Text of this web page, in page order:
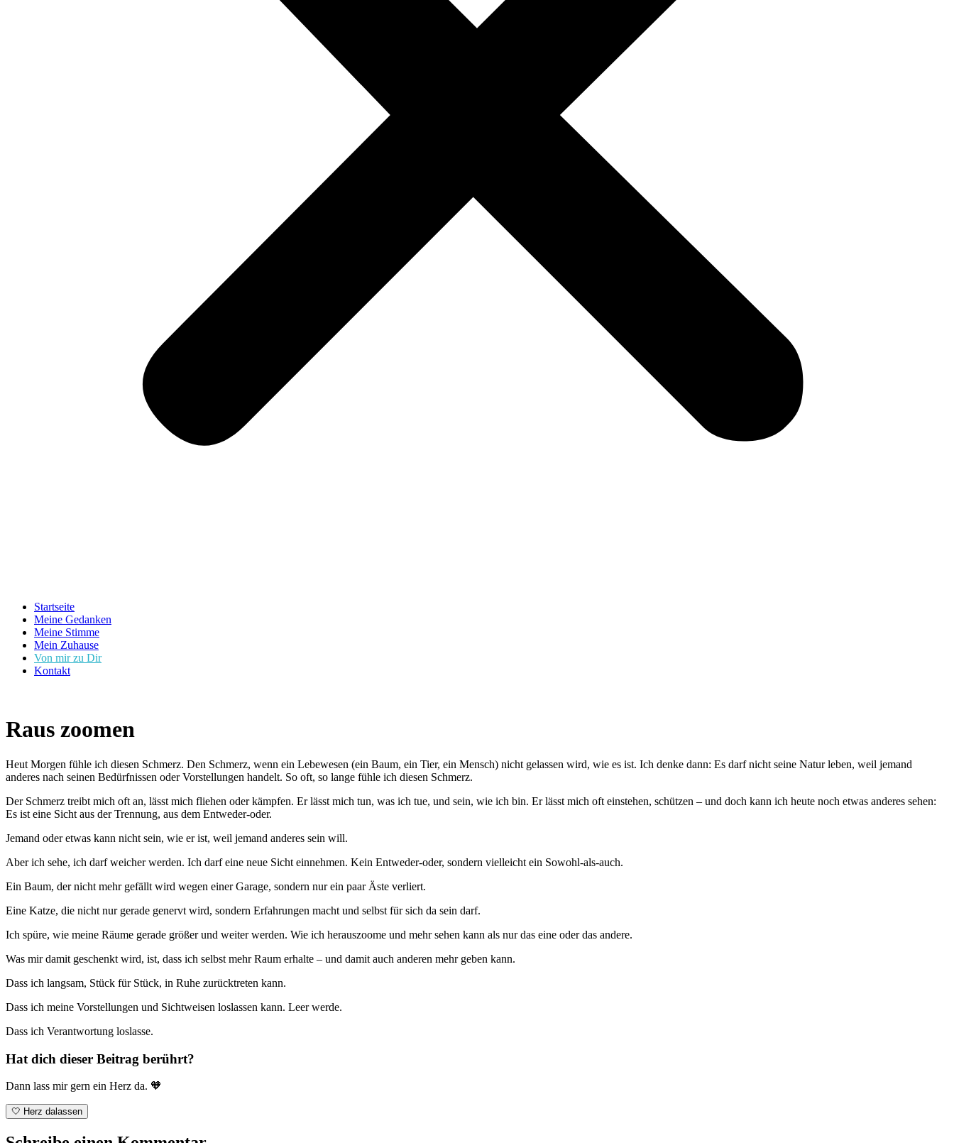
Startseite
Meine Gedanken
Meine Stimme
Mein Zuhause
Von mir zu Dir
Kontakt
Raus zoomen
Heut Morgen fühle ich diesen Schmerz. Den Schmerz, wenn ein Lebewesen (ein Baum, ein Tier, ein Mensch) nicht gelassen wird, wie es ist. Ich denke dann: Es darf nicht seine Natur leben, weil jemand
anderes nach seinen Bedürfnissen oder Vorstellungen handelt. So oft, so lange fühle ich diesen Schmerz.
Der Schmerz treibt mich oft an, lässt mich fliehen oder kämpfen. Er lässt mich tun, was ich tue, und sein, wie ich bin. Er lässt mich oft einstehen, schützen – und doch kann ich heute noch etwas anderes sehen:
Es ist eine Sicht aus der Trennung, aus dem Entweder-oder.
Jemand oder etwas kann nicht sein, wie er ist, weil jemand anderes sein will.
Aber ich sehe, ich darf weicher werden. Ich darf eine neue Sicht einnehmen. Kein Entweder-oder, sondern vielleicht ein Sowohl-als-auch.
Ein Baum, der nicht mehr gefällt wird wegen einer Garage, sondern nur ein paar Äste verliert.
Eine Katze, die nicht nur gerade genervt wird, sondern Erfahrungen macht und selbst für sich da sein darf.
Ich spüre, wie meine Räume gerade größer und weiter werden. Wie ich herauszoome und mehr sehen kann als nur das eine oder das andere.
Was mir damit geschenkt wird, ist, dass ich selbst mehr Raum erhalte – und damit auch anderen mehr geben kann.
Dass ich langsam, Stück für Stück, in Ruhe zurücktreten kann.
Dass ich meine Vorstellungen und Sichtweisen loslassen kann. Leer werde.
Dass ich Verantwortung loslasse.
Hat dich dieser Beitrag berührt?
Dann lass mir gern ein Herz da. 🧡
🤍 Herz dalassen